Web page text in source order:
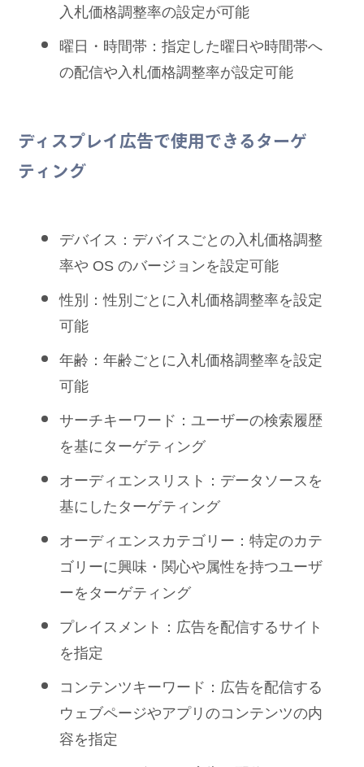
入札価格調整率の設定が可能
曜日・時間帯：指定した曜日や時間帯へ
の配信や入札価格調整率が設定可能
ディスプレイ広告で使用できるターゲ
ティング
デバイス：デバイスごとの入札価格調整
率や OS のバージョンを設定可能
性別：性別ごとに入札価格調整率を設定
可能
年齢：年齢ごとに入札価格調整率を設定
可能
サーチキーワード：ユーザーの検索履歴
を基にターゲティング
オーディエンスリスト：データソースを
基にしたターゲティング
オーディエンスカテゴリー：特定のカテ
ゴリーに興味・関心や属性を持つユーザ
ーをターゲティング
プレイスメント：広告を配信するサイト
を指定
コンテンツキーワード：広告を配信する
ウェブページやアプリのコンテンツの内
容を指定